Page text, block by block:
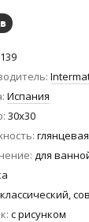
Испания
30x30
глянцевая
для
классический,
с рисунком